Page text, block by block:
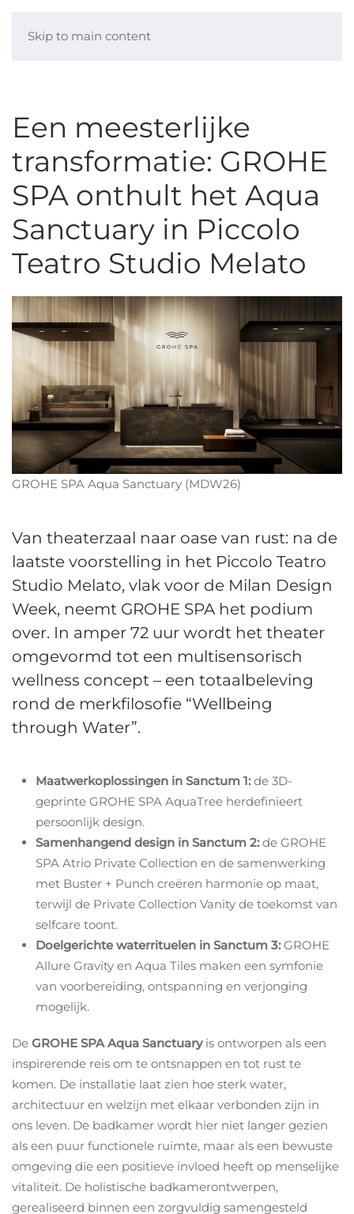
Skip to main content
Een meesterlijke
transformatie: GROHE
SPA onthult het Aqua
Sanctuary in Piccolo
Teatro Studio Melato
GROHE SPA Aqua Sanctuary (MDW26)
Van theaterzaal naar oase van rust: na de
laatste voorstelling in het Piccolo Teatro
Studio Melato, vlak voor de Milan Design
Week, neemt GROHE SPA het podium
over. In amper 72 uur wordt het theater
omgevormd tot een multisensorisch
wellness concept – een totaalbeleving
rond de merkfilosofie “Wellbeing
through Water”.
Maatwerkoplossingen in Sanctum 1:de 3D-
geprinte GROHE SPA AquaTree herdefinieert
persoonlijk design.
Samenhangend design in Sanctum 2:de GROHE
SPA Atrio Private Collection en de samenwerking
met Buster + Punch creëren harmonie op maat,
terwijl de Private Collection Vanity de toekomst van
selfcare toont.
Doelgerichte waterrituelen in Sanctum 3:GROHE
Allure Gravity en Aqua Tiles maken een symfonie
van voorbereiding, ontspanning en verjonging
mogelijk.
De GROHE SPA Aqua Sanctuaryis ontworpen als een
inspirerende reis om te ontsnappen en tot rust te
komen. De installatie laat zien hoe sterk water,
architectuur en welzijn met elkaar verbonden zijn in
ons leven. De badkamer wordt hier niet langer gezien
als een puur functionele ruimte, maar als een bewuste
omgeving die een positieve invloed heeft op menselijke
vitaliteit. De holistische badkamerontwerpen,
gerealiseerd binnen een zorgvuldig samengesteld